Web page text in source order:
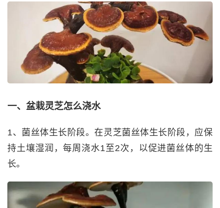
一、盆栽灵芝怎么浇水
1、菌丝体生长阶段。在灵芝菌丝体生长阶段，应保
持土壤湿润，每周浇水1至2次，以促进菌丝体的生
长。